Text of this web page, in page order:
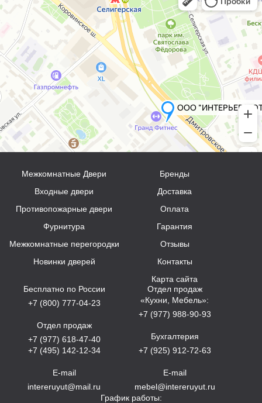
Межкомнатные Двери
Входные двери
Противопожарные двери
Фурнитура
Межкомнатные перегородки
Новинки дверей
Бренды
Доставка
Оплата
Гарантия
Отзывы
Контакты
Карта сайта
Бесплатно по России
+7 (800) 777-04-23
Отдел продаж
+7 (977) 618-47-40
+7 (495) 142-12-34
E-mail
intereruyut@mail.ru
Отдел продаж
«Кухни, Мебель»:
+7 (977) 988-90-93
Бухгалтерия
+7 (925) 912-72-63
E-mail
mebel@intereruyut.ru
График работы: